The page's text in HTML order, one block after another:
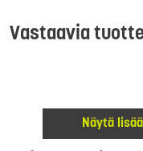
Vastaavia
Näytä